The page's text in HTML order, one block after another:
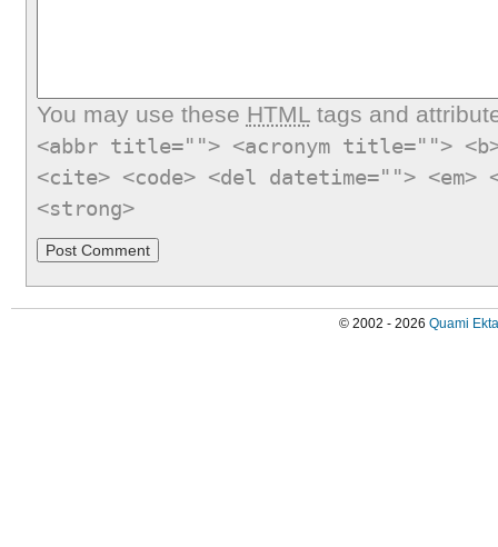
You may use these HTMLtags and
<abbr title=""> <acronym title="">
<cite> <code> <del datetime="">
<strong>
© 2002 - 2026 Quami